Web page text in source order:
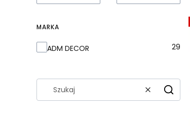
MARKA
Marka
ADM DECOR 29
WyczyśćSzukaj